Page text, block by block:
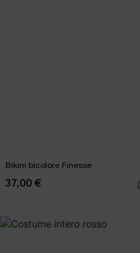
Bikini bicolore Finesse
37,00 €